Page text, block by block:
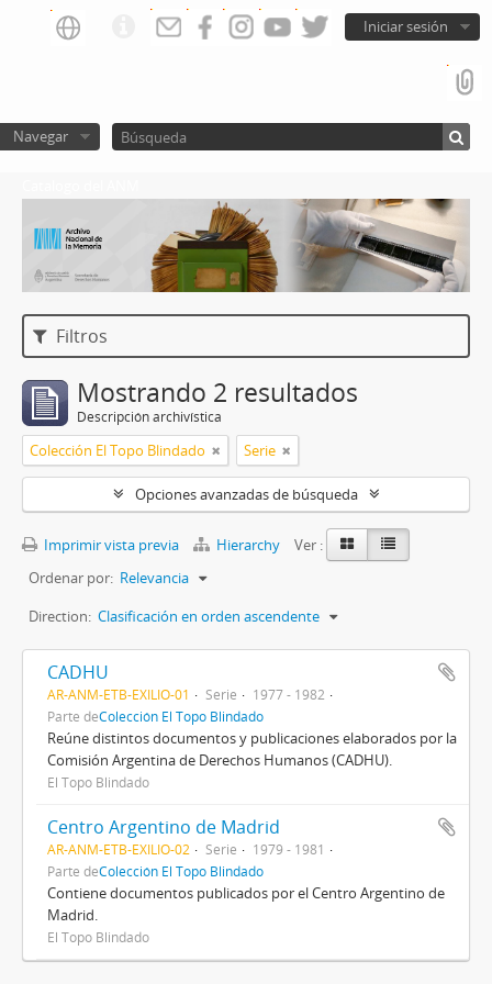
Iniciar sesión
Navegar
Filtros
Mostrando 2 resultados
Descripción archivística
Colección El Topo Blindado Serie
Opciones avanzadas de búsqueda
Imprimir vista previa Hierarchy
Ver :
Ordenar por: Relevancia
Direction: Clasificación en orden ascendente
CADHU
AR-ANM-ETB-EXILIO-01 Serie
1977 - 1982
Parte deColección El Topo Blindado
Reúne distintos documentos y publicaciones elaborados por la
Comisión Argentina de Derechos Humanos (CADHU).
El Topo Blindado
Centro Argentino de Madrid
AR-ANM-ETB-EXILIO-02 Serie
1979 - 1981
Parte deColección El Topo Blindado
Contiene documentos publicados por el Centro Argentino de
Madrid.
El Topo Blindado